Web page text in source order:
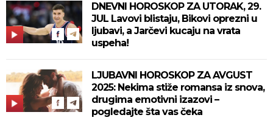
DNEVNI HOROSKOP ZA UTORAK, 29.
JUL Lavovi blistaju, Bikovi oprezni u
ljubavi, a Jarčevi kucaju na vrata
uspeha!
LJUBAVNI HOROSKOP ZA AVGUST
2025: Nekima stiže romansa iz snova,
drugima emotivni izazovi –
pogledajte šta vas čeka